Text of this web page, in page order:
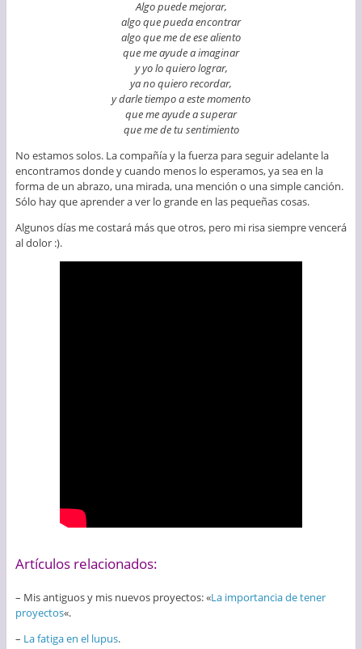
Algo puede mejorar,
algo que pueda encontrar
algo que me de ese aliento
que me ayude a imaginar
y yo lo quiero lograr,
ya no quiero recordar,
y darle tiempo a este momento
que me ayude a superar
que me de tu sentimiento
No estamos solos. La compañía y la fuerza para seguir adelante la
encontramos donde y cuando menos lo esperamos, ya sea en la
forma de un abrazo, una mirada, una mención o una simple canción.
Sólo hay que aprender a ver lo grande en las pequeñas cosas.
Algunos días me costará más que otros, pero mi risa siempre vencerá
al dolor :).
Artículos relacionados:
– Mis antiguos y mis nuevos proyectos: «La importancia de tener
proyectos«.
– La fatiga en el lupus.